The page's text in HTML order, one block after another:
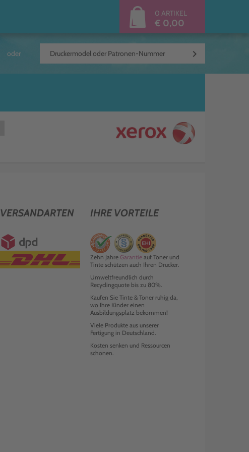
0 ARTIKEL
€ 0,00
oder keyboard_arrow_right
VERSANDARTEN IHRE VORTEILE
Zehn Jahre Garantieauf Toner und
Tinte schützen auch Ihren Drucker.
Umweltfreundlich durch
Recyclingquote bis zu 80%.
Kaufen Sie Tinte & Toner ruhig da,
wo Ihre Kinder einen
Ausbildungsplatz bekommen!
Viele Produkte aus unserer
Fertigung in Deutschland.
Kosten senken und Ressourcen
schonen.